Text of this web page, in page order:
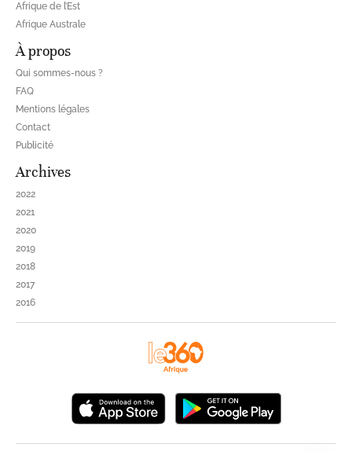
Afrique de l’Est
Afrique Australe
À propos
Qui sommes-nous ?
FAQ
Mentions légales
Contact
Publicité
Archives
2022
2021
2020
2019
2018
2017
2016